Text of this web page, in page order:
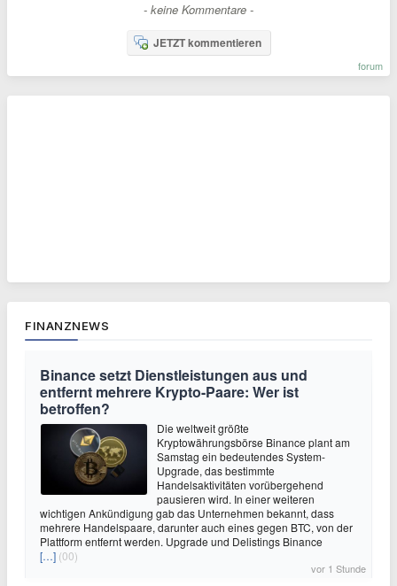
- keine Kommentare -
JETZT kommentieren
forum
FINANZNEWS
Binance setzt Dienstleistungen aus und
entfernt mehrere Krypto-Paare: Wer ist
betroffen?
Die weltweit größte
Kryptowährungsbörse Binance plant am
Samstag ein bedeutendes System-
Upgrade, das bestimmte
Handelsaktivitäten vorübergehend
pausieren wird. In einer weiteren
wichtigen Ankündigung gab das Unternehmen bekannt, dass
mehrere Handelspaare, darunter auch eines gegen BTC, von der
Plattform entfernt werden. Upgrade und Delistings Binance
[…] (00)
vor 1 Stunde